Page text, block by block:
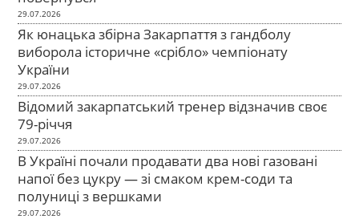
29.07.2026
Як юнацька збірна Закарпаття з гандболу
виборола історичне «срібло» чемпіонату
України
29.07.2026
Відомий закарпатський тренер відзначив своє
79-річчя
29.07.2026
В Україні почали продавати два нові газовані
напої без цукру — зі смаком крем-соди та
полуниці з вершками
29.07.2026